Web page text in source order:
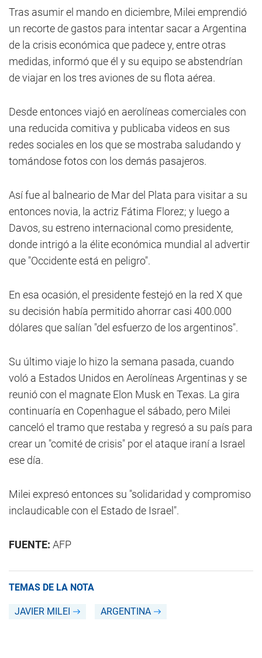
Tras asumir el mando en diciembre, Milei emprendió
un recorte de gastos para intentar sacar a Argentina
de la crisis económica que padece y, entre otras
medidas, informó que él y su equipo se abstendrían
de viajar en los tres aviones de su flota aérea.
Desde entonces viajó en aerolíneas comerciales con
una reducida comitiva y publicaba videos en sus
redes sociales en los que se mostraba saludando y
tomándose fotos con los demás pasajeros.
Así fue al balneario de Mar del Plata para visitar a su
entonces novia, la actriz Fátima Florez; y luego a
Davos, su estreno internacional como presidente,
donde intrigó a la élite económica mundial al advertir
que "Occidente está en peligro".
En esa ocasión, el presidente festejó en la red X que
su decisión había permitido ahorrar casi 400.000
dólares que salían "del esfuerzo de los argentinos".
Su último viaje lo hizo la semana pasada, cuando
voló a Estados Unidos en Aerolíneas Argentinas y se
reunió con el magnate Elon Musk en Texas. La gira
continuaría en Copenhague el sábado, pero Milei
canceló el tramo que restaba y regresó a su país para
crear un "comité de crisis" por el ataque iraní a Israel
ese día.
Milei expresó entonces su "solidaridad y compromiso
inclaudicable con el Estado de Israel ".
FUENTE: AFP
TEMAS DE LA NOTA
JAVIER MILEI ARGENTINA